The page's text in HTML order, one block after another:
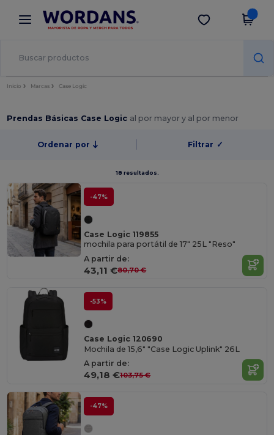
× App de Wordans
¡Mejores precios en app!
Descargar app
Inicio Marcas Case Logic
Prendas Básicas Case Logic al por mayor y al por menor
Ordenar por Filtrar ✓
18 resultados.
-47%
Case Logic 119855
mochila para portátil de 17" 25L "Reso"
A partir de:
43,11 €80,70 €
-53%
Case Logic 120690
Mochila de 15,6" "Case Logic Uplink" 26L
A partir de:
49,18 €103,75 €
-47%